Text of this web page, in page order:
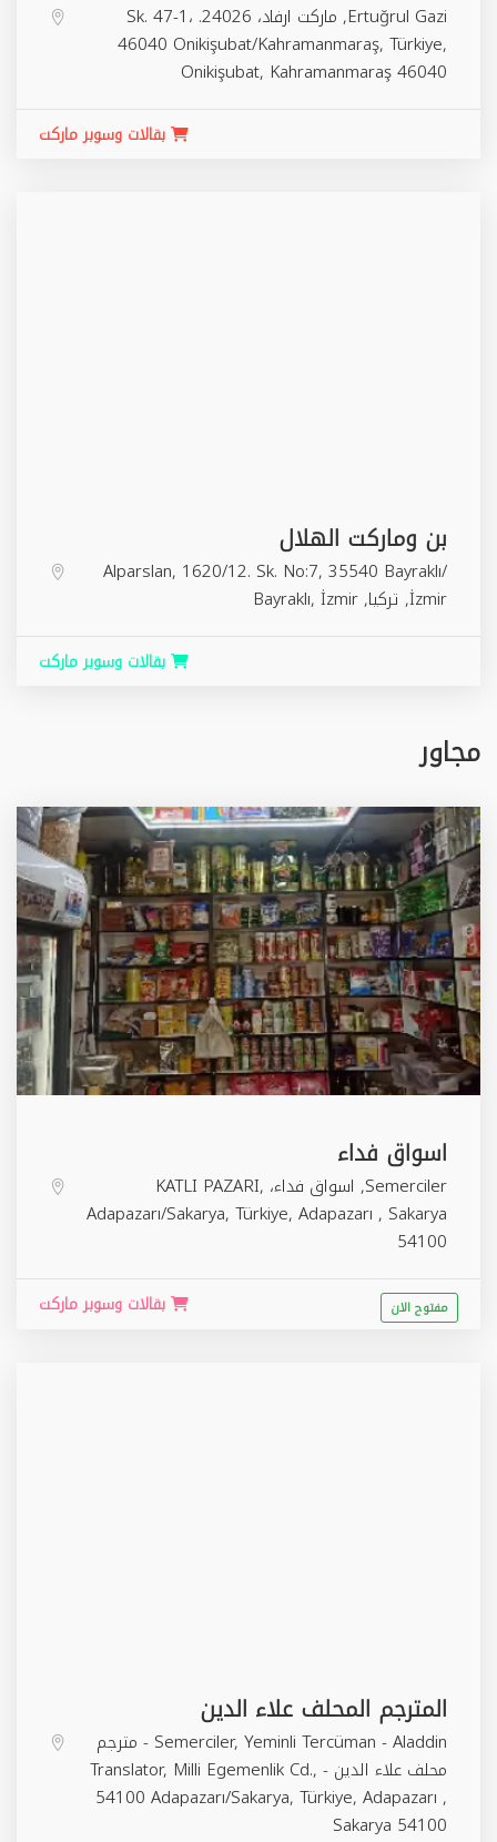
Ertuğrul Gazi, ماركت ارفاد، 24026. Sk. 47-1،
46040 Onikişubat/Kahramanmaraş, Türkiye,
Onikişubat, Kahramanmaraş46040
بقالات وسوبر ماركت
بن وماركت الهلال
Alparslan, 1620/12. Sk. No:7, 35540 Bayraklı/
İzmir, تركيا,
Bayraklı, İzmir
بقالات وسوبر ماركت
مجاور
اسواق فداء
Semerciler, اسواق فداء، KATLI PAZARI,
Adapazarı/Sakarya, Türkiye, Adapazarı , Sakarya
54100
بقالات وسوبر ماركت مفتوح الان
المترجم المحلف علاء الدين
Semerciler, Yeminli Tercüman - Aladdin - مترجم
محلف علاء الدين - Translator, Milli Egemenlik Cd.,
54100 Adapazarı/Sakarya, Türkiye, Adapazarı ,
Sakarya 54100